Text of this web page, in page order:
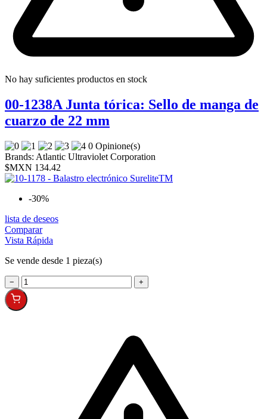
No hay suficientes productos en stock
00-1238A Junta tórica: Sello de manga de
cuarzo de 22 mm
0 Opinione(s)
Brands: Atlantic Ultraviolet Corporation
$MXN 134.42
-30%
lista de deseos
Comparar
Vista Rápida
Se vende desde 1 pieza(s)
− +